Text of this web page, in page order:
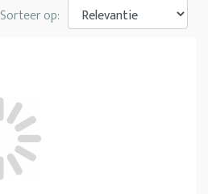
Sorteer op: